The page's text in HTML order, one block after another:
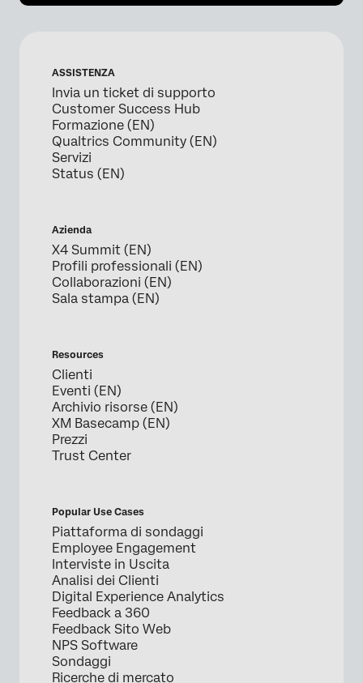
ASSISTENZA
Invia un ticket di supporto
Customer Success Hub
Formazione (EN)
Qualtrics Community (EN)
Servizi
Status (EN)
Azienda
X4 Summit (EN)
Profili professionali (EN)
Collaborazioni (EN)
Sala stampa (EN)
Resources
Clienti
Eventi (EN)
Archivio risorse (EN)
XM Basecamp (EN)
Prezzi
Trust Center
Popular Use Cases
Piattaforma di sondaggi
Employee Engagement
Interviste in Uscita
Analisi dei Clienti
Digital Experience Analytics
Feedback a 360
Feedback Sito Web
NPS Software
Sondaggi
Ricerche di mercato